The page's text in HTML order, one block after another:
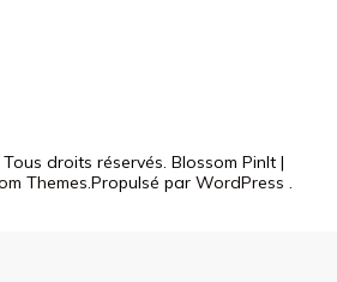
Tous droits réservés. Blossom PinIt |
Themes.Propulsé par WordPress .